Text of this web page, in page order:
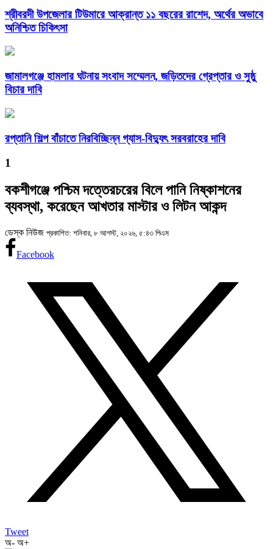
শ্রীবরদী উপজেলার টিউমারে আক্রান্ত ১১ বছরের রাশেদ, অর্থের অভাবে
অনিশ্চিত চিকিৎসা
জামালগঞ্জে হামলার ঘটনায় সংবাদ সম্মেলন, জড়িতদের গ্রেপ্তার ও সুষ্ঠু
বিচার দাবি
রপ্তানি শিল্প বাঁচাতে নিরবিচ্ছিন্ন গ্যাস-বিদ্যুৎ সরবরাহের দাবি
1
বকশীগঞ্জে পশ্চিম দত্তেরচরের বিলে পানি নিষ্কাশনের
ব্যবস্থা, করেছেন আখতার মাস্টার ও লিটন আকন্দ
ডেস্ক নিউজ প্রকাশিত: শনিবার, ৮ আগস্ট, ২০২৬, ৫:৪৩ পিএম
Facebook
Tweet
অ- অ+